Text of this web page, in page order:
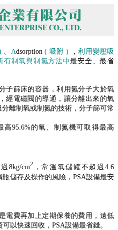
、 Adsorption( 吸附 ) ，利用變壓吸
有制氧與制氮方法中最安全、最省
子篩床的容器，利用氮分子大於氧
經電磁閥的導通，讓分離出來的氧
離制氧或制氮的技術，分子篩可常
95.6%的氧、制氮機可取得最高
8kg/cm2，常溫氧儲罐不超過4.6
瓶儲存及操作的風險，PSA設備最安
電費再加上定期保養的費用，遠低
以快速回收，PSA設備最省錢。